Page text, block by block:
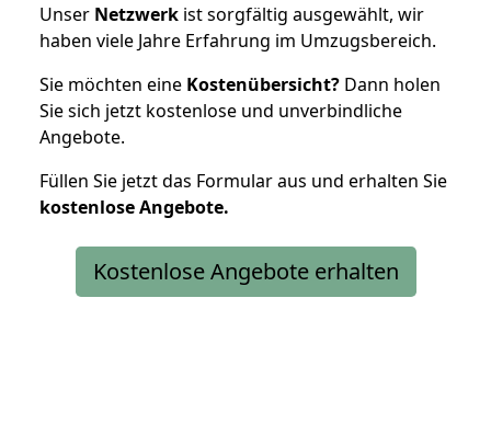
Unser Netzwerk ist sorgfältig ausgewählt, wir
haben viele Jahre Erfahrung im Umzugsbereich.
Sie möchten eine Kostenübersicht? Dann holen
Sie sich jetzt kostenlose und unverbindliche
Angebote.
Füllen Sie jetzt das Formular aus und erhalten Sie
kostenloseAngebote.
Kostenlose Angebote erhalten